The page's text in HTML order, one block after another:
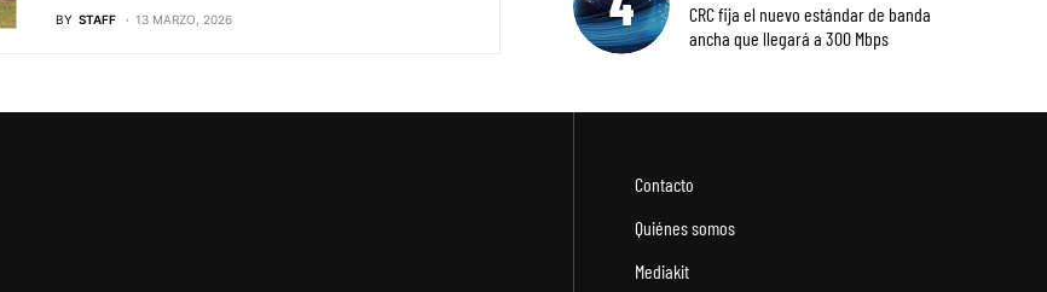
BY STAFF 13 MARZO, 2026
CRC fija el nuevo estándar de banda
ancha que llegará a 300 Mbps
Contacto
Quiénes somos
Mediakit